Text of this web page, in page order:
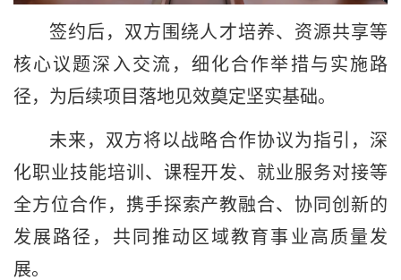
签约后，双方围绕人才培养、资源共享等
核心议题深入交流，细化合作举措与实施路
径，为后续项目落地见效奠定坚实基础。
未来，双方将以战略合作协议为指引，深
化职业技能培训、课程开发、就业服务对接等
全方位合作，携手探索产教融合、协同创新的
发展路径，共同推动区域教育事业高质量发
展。